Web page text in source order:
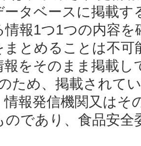
ータベースに掲載
情報1つ1つの内容
まとめることは不
報をそのまま掲載し
ため、掲載されて
情報発信機関又はそ
のであり、食品安